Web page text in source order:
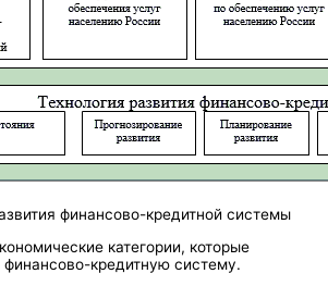
финансово-кредитной системы
категории, которые
финансово-кредитную систему.